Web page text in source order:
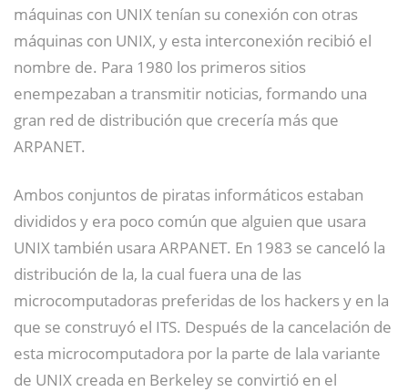
máquinas con UNIX tenían su conexión con otras
máquinas con UNIX, y esta interconexión recibió el
nombre de. Para 1980 los primeros sitios
enempezaban a transmitir noticias, formando una
gran red de distribución que crecería más que
ARPANET.
Ambos conjuntos de piratas informáticos estaban
divididos y era poco común que alguien que usara
UNIX también usara ARPANET. En 1983 se canceló la
distribución de la, la cual fuera una de las
microcomputadoras preferidas de los hackers y en la
que se construyó el ITS. Después de la cancelación de
esta microcomputadora por la parte de lala variante
de UNIX creada en Berkeley se convirtió en el